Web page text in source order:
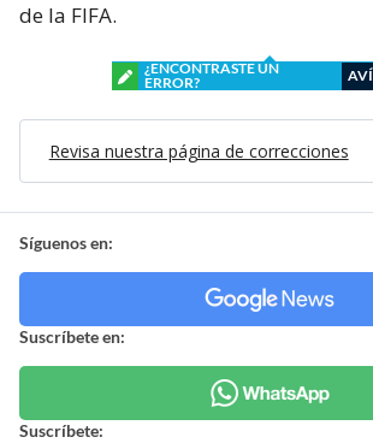
de la FIFA.
¿ENCONTRASTE UN
ERROR?
Revisa nuestra página de correcciones
Síguenos en:
Suscríbete en:
Suscríbete: